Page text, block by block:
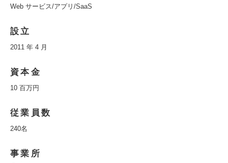
Web サービス/アプリ/SaaS
設立
2011 年 4 月
資本金
10 百万円
従業員数
240名
事業所